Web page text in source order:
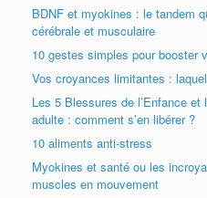
BDNF et myokines : le tandem
cérébrale et musculaire
10 gestes simples pour booster
Vos croyances limitantes :
Les 5 Blessures de l’Enfance et
adulte : comment s’en libérer ?
10 aliments anti-stress
Myokines et santé ou les
muscles en mouvement